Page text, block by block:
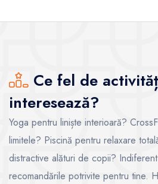
Ce fel de
interesează?
Yoga pentru liniște interioară?
limitele? Piscină pentru relaxare
distractive alături de copii?
recomandările potrivite pentru tine.